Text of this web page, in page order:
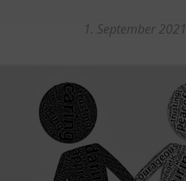
1. September 2021